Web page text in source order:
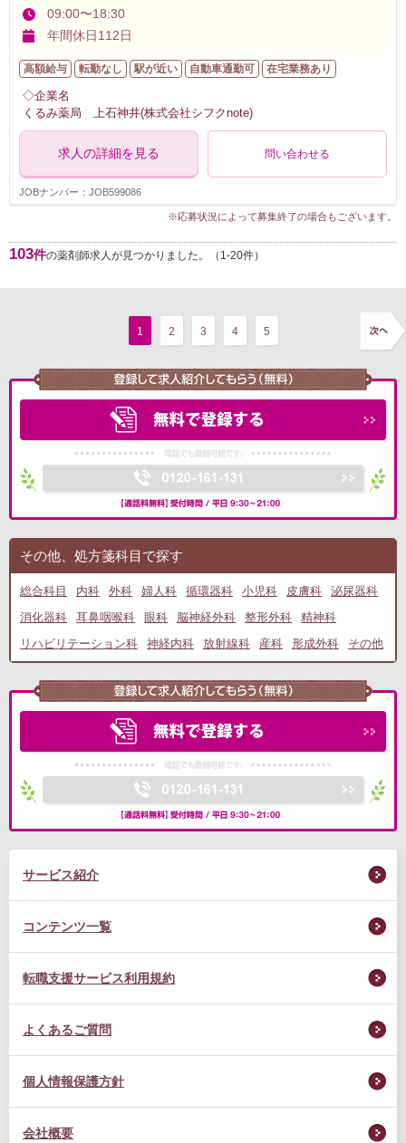
09:00〜18:30
年間休日112日
高額給与 転勤なし 駅が近い 自動車通勤可 在宅業務あり
◇企業名
くるみ薬局 上石神井(株式会社シフクnote)
求人の詳細を見る 問い合わせる
JOBナンバー：JOB599086
※応募状況によって募集終了の場合もございます。
103件の薬剤師求人が見つかりました。（1-20件）
1 2 3 4 5
その他、処方箋科目で探す
総合科目 内科 外科 婦人科 循環器科 小児科 皮膚科
泌尿器科
消化器科
耳鼻咽喉科 眼科 脳神経外科 整形外科
精神科
リハビリテーション科
神経内科 放射線科 産科 形成外科 その他
サービス紹介
コンテンツ一覧
転職支援サービス利用規約
よくあるご質問
個人情報保護方針
会社概要